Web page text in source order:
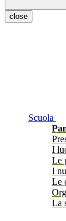
close
Scuola
I
Le
I
Le
La